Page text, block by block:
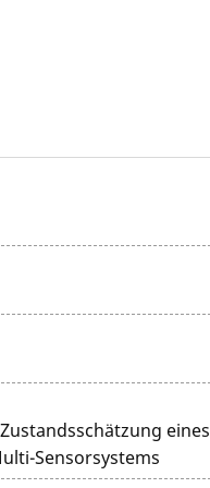
eines
Sensorsystems